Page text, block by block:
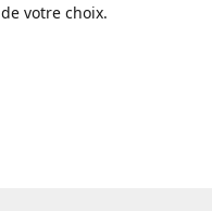
de votre choix.